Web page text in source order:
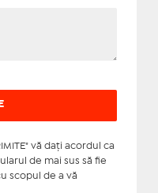
vă daţi acordul ca
de mai sus să fie
scopul de a vă